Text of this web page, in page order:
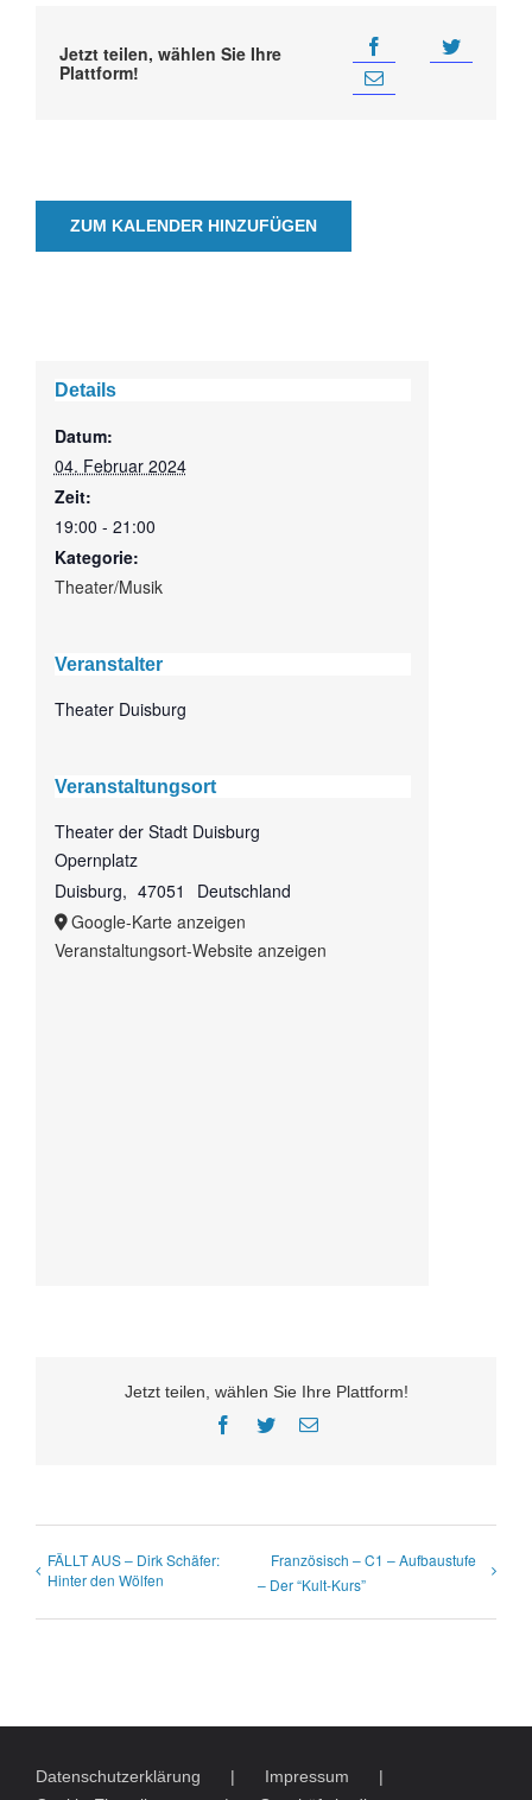
Jetzt teilen, wählen Sie Ihre
Plattform!
ZUM KALENDER HINZUFÜGEN
Details
Datum:
04. Februar 2024
Zeit:
19:00 - 21:00
Kategorie:
Theater/Musik
Veranstalter
Theater Duisburg
Veranstaltungsort
Theater der Stadt Duisburg
Opernplatz
Duisburg, 47051
Deutschland
Google-Karte anzeigen
Veranstaltungsort-Website anzeigen
Jetzt teilen, wählen Sie Ihre Plattform!
Facebook
TwitterE-
FÄLLT AUS – Dirk Schäfer:
Hinter den Wölfen
Französisch – C1 – Aufbaustufe
– Der “Kult-Kurs”
Datenschutzerklärung
Impressum